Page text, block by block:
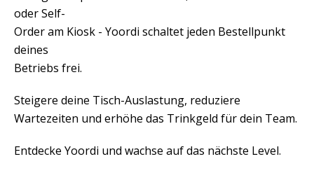
oder Self-
Order am Kiosk - Yoordi schaltet jeden Bestellpunkt
deines
Betriebs frei.
Steigere deine Tisch-Auslastung, reduziere
Wartezeiten und erhöhe das Trinkgeld für dein Team.
Entdecke Yoordi und wachse auf das nächste Level.